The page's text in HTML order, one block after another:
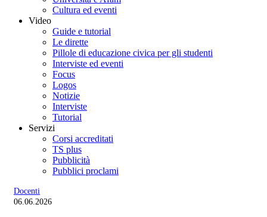
Cultura ed eventi
Video
Guide e tutorial
Le dirette
Pillole di educazione civica per gli studenti
Interviste ed eventi
Focus
Logos
Notizie
Interviste
Tutorial
Servizi
Corsi accreditati
TS plus
Pubblicità
Pubblici proclami
Docenti
06.06.2026